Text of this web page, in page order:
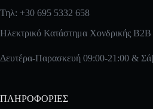
Τηλ: +30 695 5332 658
Ηλεκτρικό Κατάστημα Χονδρικής B2B
Δευτέρα-Παρασκευή 09:00-21:00 &
ΠΛΗΡΟΦΟΡΙΕΣ